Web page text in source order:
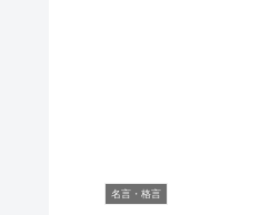
名言・格言